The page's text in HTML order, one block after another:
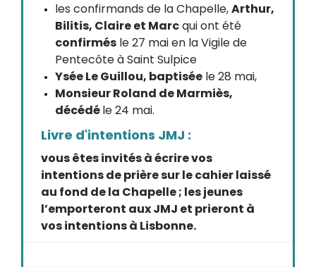
les confirmands de la Chapelle,Arthur,
Bilitis, Claire et Marcqui ont été
confirmés le 27 mai en la Vigile de
Pentecôte à Saint Sulpice
Ysée Le Guillou, baptisée le 28 mai,
Monsieur Roland de Marmiès,
décédéle 24 mai.
Livre d'intentions JMJ :
vous êtes invités à écrire vos
intentions de prière sur le cahier laissé
au fond de la Chapelle ; les jeunes
l’emporteront aux JMJ et prieront à
vos intentions à Lisbonne.